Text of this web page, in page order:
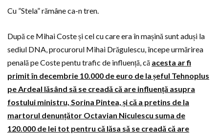
Cu ”Stela” rămâne ca-n tren.
După ce Mihai Coste și cel cu care era în mașină sunt aduși la
sediul DNA, procurorul Mihai Drăgulescu, începe urmărirea
penală pe Coste pentu trafic de influență, că acesta ar fi
primit în decembrie 10.000 de euro de la șeful Tehnoplus
pe Ardeal lăsând să se creadă că are influență asupra
fostului ministru, Sorina Pintea, și că a pretins de la
martorul denunțător Octavian Niculescu suma de
120.000 de lei tot pentru că lăsa să se creadă că are